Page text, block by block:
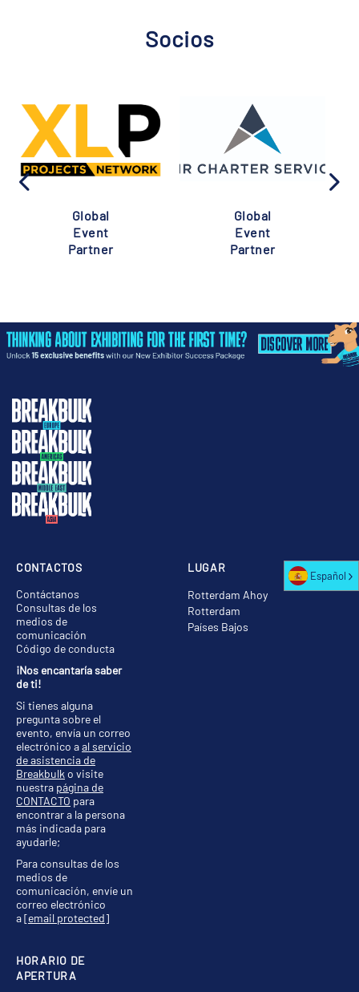
Socios
Global
Event
Partner
Global
Event
Partner
LUGAR
Rotterdam Ahoy
Rotterdam
Países Bajos
HORARIO DE
APERTURA
CONTACTOS
Contáctanos
Consultas de los
medios de
comunicación
Código de conducta
¡Nos encantaría saber
de ti!
Si tienes alguna
pregunta sobre el
evento, envía un correo
electrónico aal servicio
de asistencia de
Breakbulk o visite
nuestra página de
CONTACTO para
encontrar a la persona
más indicada para
ayudarle;
Para consultas de los
medios de
comunicación, envíe un
correo electrónico
a[email protected]
Español